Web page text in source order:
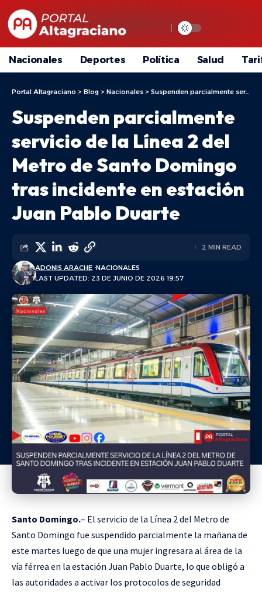
Nacionales Deportes Política Salud
Portal Altagraciano > Blog > Nacionales > Suspenden parcialmente servicio de la Línea 2 del Metro de Santo Domingo tras incidente en estación Juan Pablo Duarte
Suspenden parcialmente
servicio de la Línea 2 del
Metro de Santo Domingo
tras incidente en estación
Juan Pablo Duarte
LAST UPDATED: 23 DE JUNIO DE 2026 19:57
ADONIS ARACHE NACIONALES
2 MIN READ
Santo Domingo.– El servicio de la Línea 2 del Metro de
Santo Domingo fue suspendido parcialmente la mañana de
este martes luego de que una mujer ingresara al área de la
vía férrea en la estación Juan Pablo Duarte, lo que obligó a
las autoridades a activar los protocolos de seguridad